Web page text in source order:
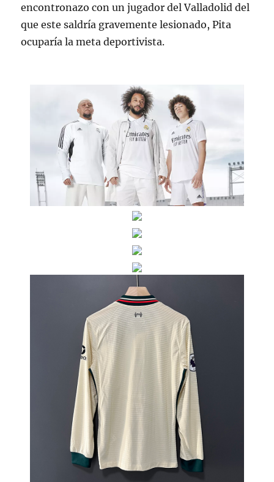
encontronazo con un jugador del Valladolid del
que este saldría gravemente lesionado, Pita
ocuparía la meta deportivista.